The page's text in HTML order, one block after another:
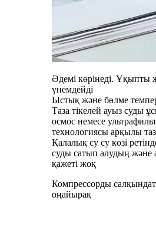
Әдемі көрінеді. Ұқыпты
үнемдейді
Ыстық және бөлме
Таза тікелей ауыз суды
осмос немесе
технологиясы арқылы
Қалалық су су көзі
суды сатып алудың және
қажеті жоқ
Компрессорды
оңайырақ